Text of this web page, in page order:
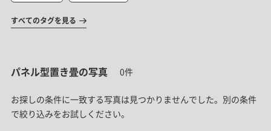
すべてのタグを見る
パネル型置き畳の写真 0件
お探しの条件に一致する写真は見つかりませんでした。 別の条件
で絞り込みをお試しください。